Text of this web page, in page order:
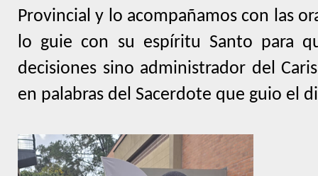
Provincial y lo acompañamos con las
lo guie con su espíritu Santo para
decisiones sino administrador del
en palabras del Sacerdote que guio el